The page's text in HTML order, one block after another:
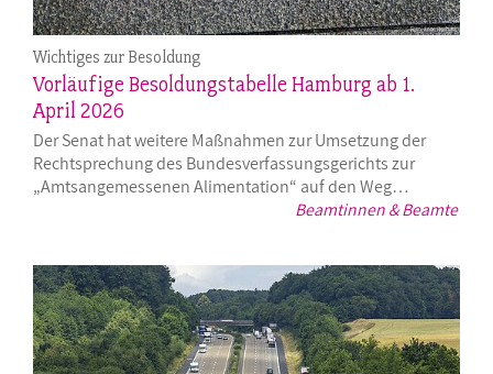
Beamtinnen & Beamte
Wichtiges zur Besoldung
Vorläufige Besoldungstabelle Hamburg ab 1.
April 2026
Der Senat hat weitere Maßnahmen zur Umsetzung der
Rechtsprechung des Bundesverfassungsgerichts zur
„Amtsangemessenen Alimentation“ auf den Weg…